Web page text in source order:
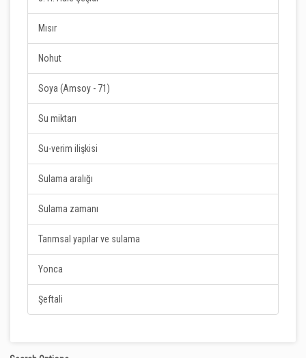
Mısır
Nohut
Soya (Amsoy - 71)
Su miktarı
Su-verim ilişkisi
Sulama aralığı
Sulama zamanı
Tarımsal yapılar ve sulama
Yonca
Şeftali